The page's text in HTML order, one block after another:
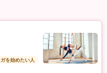
を始めたい人